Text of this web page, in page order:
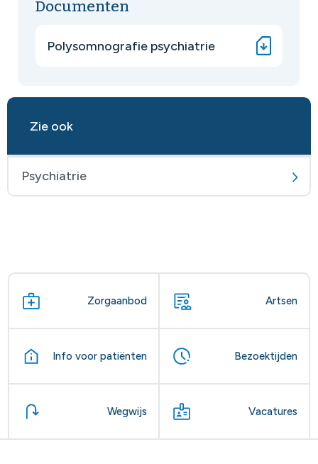
Documenten
Polysomnografie psychiatrie
Zie ook
Psychiatrie
Zorgaanbod Artsen
Info voor patiënten Bezoektijden
Wegwijs Vacatures